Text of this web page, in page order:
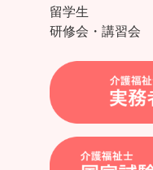
留学生
研修会・講習会